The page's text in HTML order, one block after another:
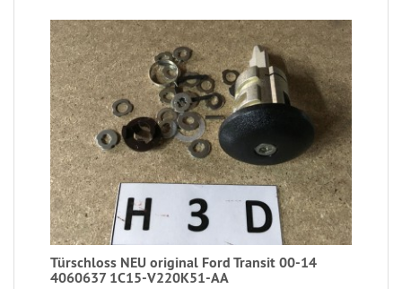
Türschloss NEU original Ford Transit 00-14
4060637 1C15-V220K51-AA